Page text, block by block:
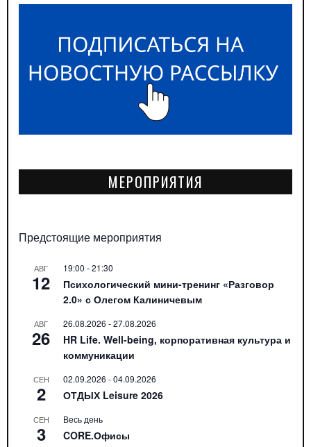
МЕРОПРИЯТИЯ
Предстоящие мероприятия
АВГ
12
19:00 -21:30
Психологический мини-тренинг «Разговор
2.0» с Олегом Калиничевым
АВГ
26
26.08.2026 -27.08.2026
HR Life. Well-being, корпоративная культура и
коммуникации
СЕН
2
02.09.2026 -04.09.2026
ОТДЫХ Leisure 2026
СЕН
3
Весь день
CORE.Офисы